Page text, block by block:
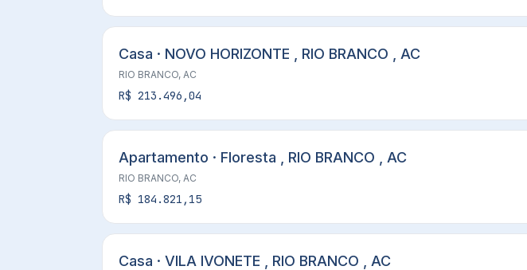
Casa · NOVO HORIZONTE , RIO BRANCO , AC
RIO BRANCO, AC
R$ 213.496,04
Apartamento · Floresta , RIO BRANCO , AC
RIO BRANCO, AC
R$ 184.821,15
Casa · VILA IVONETE , RIO BRANCO , AC